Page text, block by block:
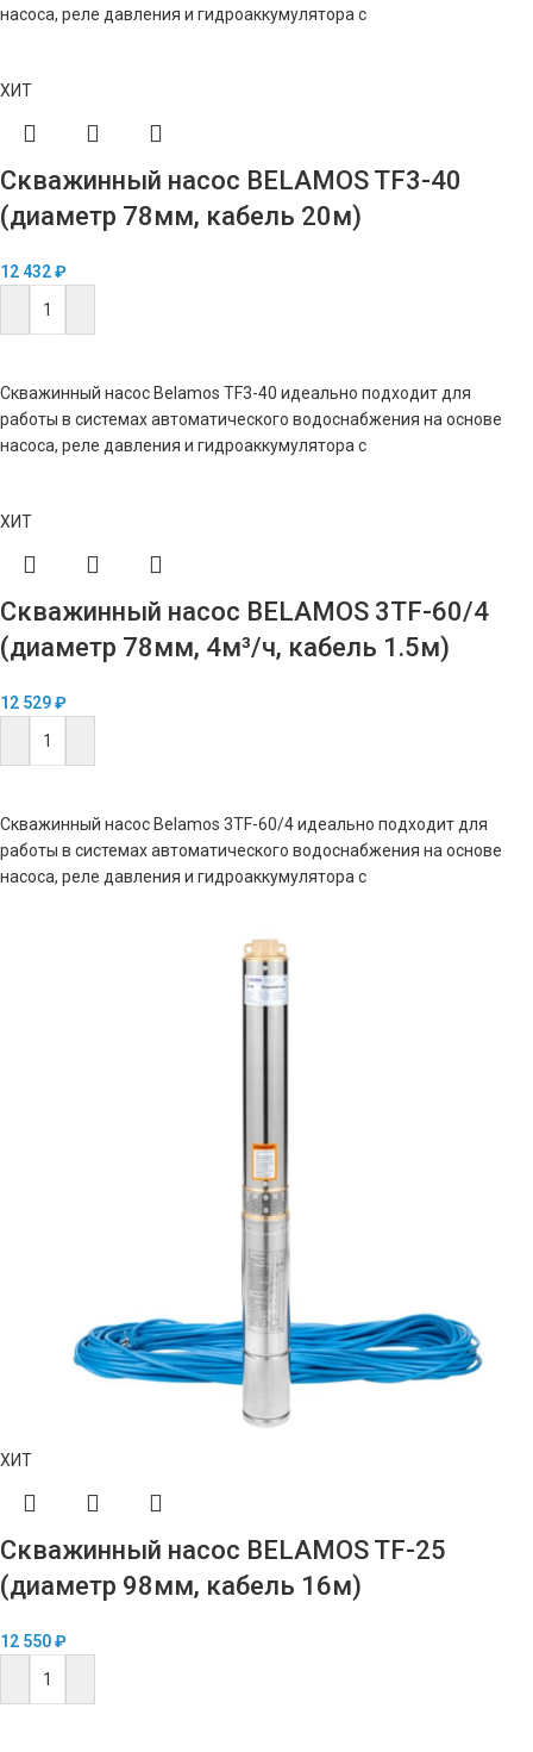
насоса, реле давления и гидроаккумулятора с
ХИТ
Скважинный насос BELAMOS TF3-40
(диаметр 78мм, кабель 20м)
12 432₽
Скважинный насос Belamos TF3-40 идеально подходит для
работы в системах автоматического водоснабжения на основе
насоса, реле давления и гидроаккумулятора с
ХИТ
Скважинный насос BELAMOS 3TF-60/4
(диаметр 78мм, 4м³/ч, кабель 1.5м)
12 529₽
Скважинный насос Belamos 3TF-60/4 идеально подходит для
работы в системах автоматического водоснабжения на основе
насоса, реле давления и гидроаккумулятора с
ХИТ
Скважинный насос BELAMOS TF-25
(диаметр 98мм, кабель 16м)
12 550₽